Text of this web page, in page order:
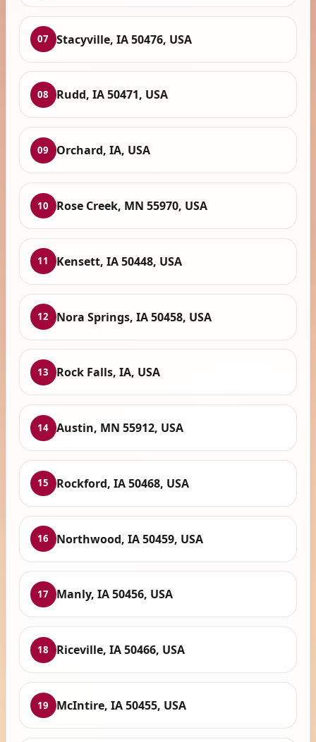
07 Stacyville, IA 50476, USA
08 Rudd, IA 50471, USA
09 Orchard, IA, USA
10 Rose Creek, MN 55970, USA
11 Kensett, IA 50448, USA
12 Nora Springs, IA 50458, USA
13 Rock Falls, IA, USA
14 Austin, MN 55912, USA
15 Rockford, IA 50468, USA
16 Northwood, IA 50459, USA
17 Manly, IA 50456, USA
18 Riceville, IA 50466, USA
19 McIntire, IA 50455, USA